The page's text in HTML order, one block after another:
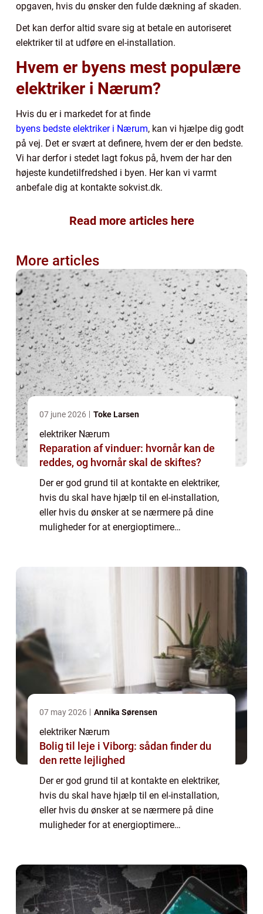
opgaven, hvis du ønsker den fulde dækning af skaden.
Det kan derfor altid svare sig at betale en autoriseret
elektriker til at udføre en el-installation.
Hvem er byens mest populære
elektriker i Nærum?
Hvis du er i markedet for at finde
byens bedste elektriker i Nærum, kan vi hjælpe dig godt
på vej. Det er svært at definere, hvem der er den bedste.
Vi har derfor i stedet lagt fokus på, hvem der har den
højeste kundetilfredshed i byen. Her kan vi varmt
anbefale dig at kontakte sokvist.dk.
Read more articles here
More articles
07 june 2026 Toke Larsen
elektriker Nærum
Reparation af vinduer: hvornår kan de
reddes, og hvornår skal de skiftes?
Der er god grund til at kontakte en elektriker,
hvis du skal have hjælp til en el-installation,
eller hvis du ønsker at se nærmere på dine
muligheder for at energioptimere
07 may 2026 Annika Sørensen
elektriker Nærum
Bolig til leje i Viborg: sådan finder du
den rette lejlighed
Der er god grund til at kontakte en elektriker,
hvis du skal have hjælp til en el-installation,
eller hvis du ønsker at se nærmere på dine
muligheder for at energioptimere